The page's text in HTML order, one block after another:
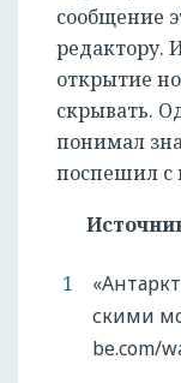
сообщение
редактору.
открытие
скрывать.
понимал
поспешил с
скими
be.com/